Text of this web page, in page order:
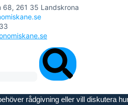
68, 261 35 Landskrona
rådgivning eller vill diskutera